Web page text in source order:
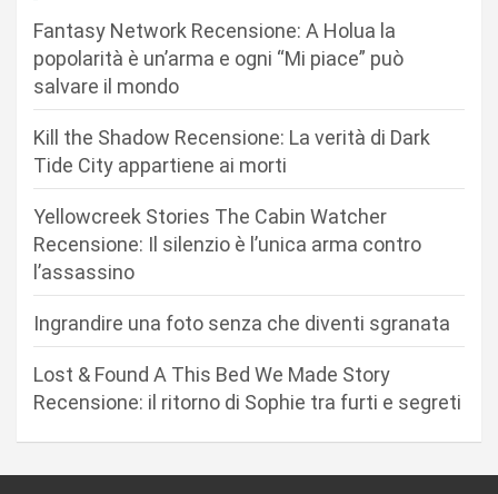
Fantasy Network Recensione: A Holua la
popolarità è un’arma e ogni “Mi piace” può
salvare il mondo
Kill the Shadow Recensione: La verità di Dark
Tide City appartiene ai morti
Yellowcreek Stories The Cabin Watcher
Recensione: Il silenzio è l’unica arma contro
l’assassino
Ingrandire una foto senza che diventi sgranata
Lost & Found A This Bed We Made Story
Recensione: il ritorno di Sophie tra furti e segreti